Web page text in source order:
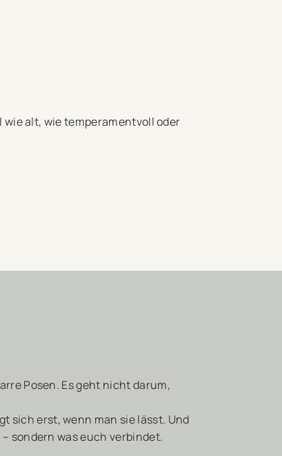
wie alt, wie temperamentvoll oder
Posen. Es geht nicht darum,
sich erst, wenn man sie lässt. Und
sondern was euch verbindet.